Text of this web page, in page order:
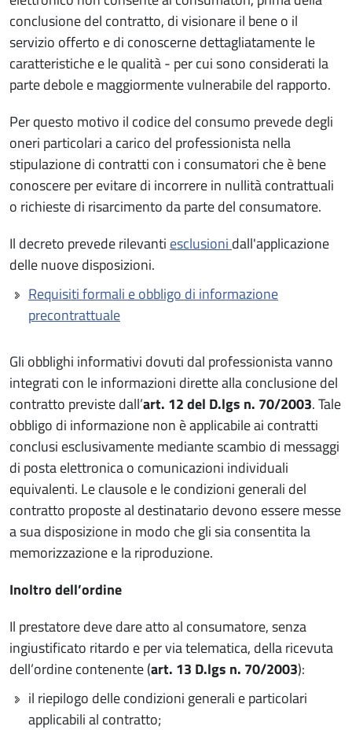
conclusione del contratto, di visionare il bene o il
servizio offerto e di conoscerne dettagliatamente le
caratteristiche e le qualità - per cui sono considerati la
parte debole e maggiormente vulnerabile del rapporto.
Per questo motivo il codice del consumo prevede degli
oneri particolari a carico del professionista nella
stipulazione di contratti con i consumatori che è bene
conoscere per evitare di incorrere in nullità contrattuali
o richieste di risarcimento da parte del consumatore.
Il decreto prevede rilevanti esclusioni dall'applicazione
delle nuove disposizioni.
Requisiti formali e obbligo di informazione
precontrattuale
Gli obblighi informativi dovuti dal professionista vanno
integrati con le informazioni dirette alla conclusione del
contratto previste dall’art. 12 del D.lgs n. 70/2003. Tale
obbligo di informazione non è applicabile ai contratti
conclusi esclusivamente mediante scambio di messaggi
di posta elettronica o comunicazioni individuali
equivalenti. Le clausole e le condizioni generali del
contratto proposte al destinatario devono essere messe
a sua disposizione in modo che gli sia consentita la
memorizzazione e la riproduzione.
Inoltro dell’ordine
Il prestatore deve dare atto al consumatore, senza
ingiustificato ritardo e per via telematica, della ricevuta
dell’ordine contenente (art. 13 D.lgs n. 70/2003):
il riepilogo delle condizioni generali e particolari
applicabili al contratto;